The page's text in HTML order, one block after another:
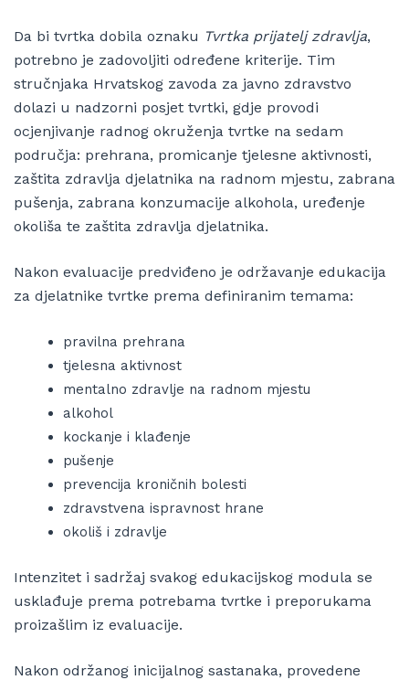
Da bi tvrtka dobila oznaku Tvrtka prijatelj zdravlja,
potrebno je zadovoljiti određene kriterije. Tim
stručnjaka Hrvatskog zavoda za javno zdravstvo
dolazi u nadzorni posjet tvrtki, gdje provodi
ocjenjivanje radnog okruženja tvrtke na sedam
područja: prehrana, promicanje tjelesne aktivnosti,
zaštita zdravlja djelatnika na radnom mjestu, zabrana
pušenja, zabrana konzumacije alkohola, uređenje
okoliša te zaštita zdravlja djelatnika.
Nakon evaluacije predviđeno je održavanje edukacija
za djelatnike tvrtke prema definiranim temama:
pravilna prehrana
tjelesna aktivnost
mentalno zdravlje na radnom mjestu
alkohol
kockanje i klađenje
pušenje
prevencija kroničnih bolesti
zdravstvena ispravnost hrane
okoliš i zdravlje
Intenzitet i sadržaj svakog edukacijskog modula se
usklađuje prema potrebama tvrtke i preporukama
proizašlim iz evaluacije.
Nakon održanog inicijalnog sastanaka, provedene